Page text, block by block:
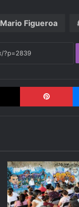
Mario Figueroa
X